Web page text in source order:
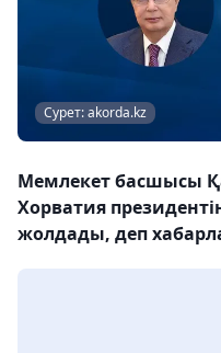
Сурет: akorda.kz
Мемлекет басшысы
Хорватия
жолдады, деп